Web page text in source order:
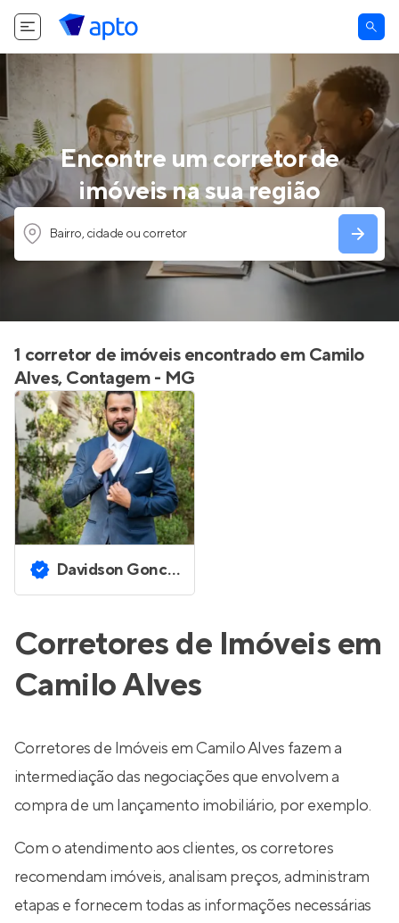
Encontre um corretor de
imóveis na sua região
Bairro, cidade ou corretor
1 corretor de imóveis encontrado em Camilo
Alves, Contagem - MG
Davidson Goncalves Valadares
Corretores de Imóveis em
Camilo Alves
Corretores de Imóveis em Camilo Alves fazem a
intermediação das negociações que envolvem a
compra de um lançamento imobiliário, por exemplo.
Com o atendimento aos clientes, os corretores
recomendam imóveis, analisam preços, administram
etapas e fornecem todas as informações necessárias